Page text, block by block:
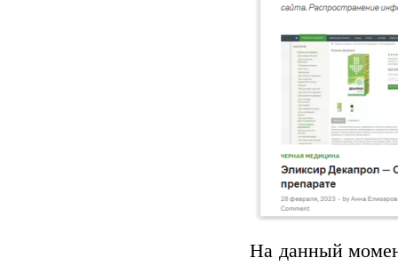
На данный